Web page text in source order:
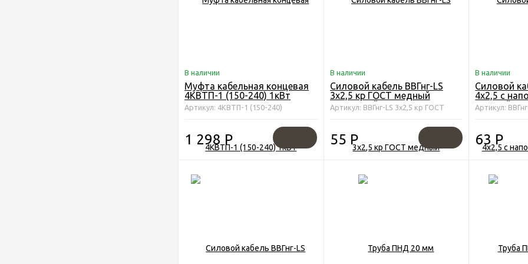
В наличии
Муфта кабельная концевая
4КВТП-1 (150-240) 1кВт
Артикул: 4КВТП-1 (150-240)
1 298 Р
В наличии
Силовой кабель ВВГнг-LS
3х2,5 кр ГОСТ медный
негорючий 0,66 кВт
Артикул: ВВГнг-LS 3х2,5 кр ГОСТ
55 Р
В наличии
Силовой
4х2,5 с
медный
Артикул:
63 Р